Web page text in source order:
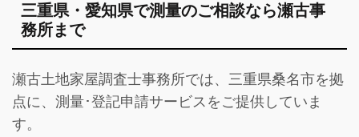
三重県・愛知県で測量のご相談なら瀬古事
務所まで
瀬古土地家屋調査士事務所では、三重県桑名市を拠
点に、測量･登記申請サービスをご提供していま
す。